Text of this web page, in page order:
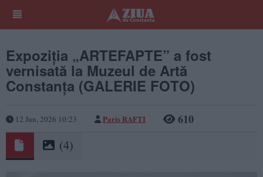
Expoziția „ARTEFAPTE” a fost
vernisată la Muzeul de Artă
Constanța (GALERIE FOTO)
12 Jun, 2026 10:23 Paris RAFTI 610
(4)